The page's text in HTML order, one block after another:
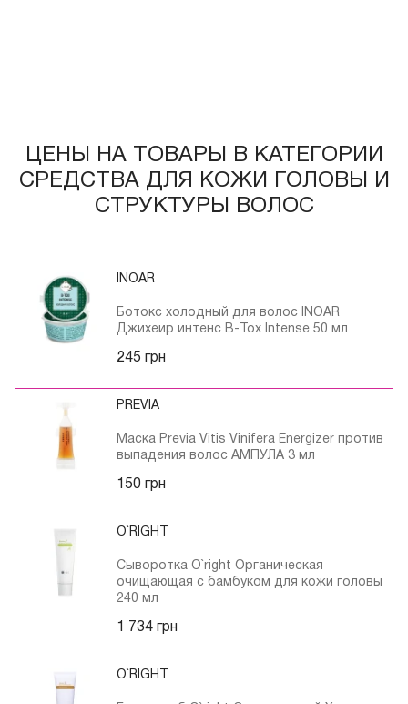
ЦЕНЫ НА ТОВАРЫ В КАТЕГОРИИ
СРЕДСТВА ДЛЯ КОЖИ ГОЛОВЫ И
СТРУКТУРЫ ВОЛОС
INOAR
Ботокс холодный для волос INOAR
Джихеир интенс B-Tox Intense 50 мл
245 грн
PREVIA
Маска Previa Vitis Vinifera Energizer против
выпадения волос АМПУЛА 3 мл
150 грн
O`RIGHT
Сыворотка O`right Органическая
очищающая с бамбуком для кожи головы
240 мл
1 734 грн
O`RIGHT